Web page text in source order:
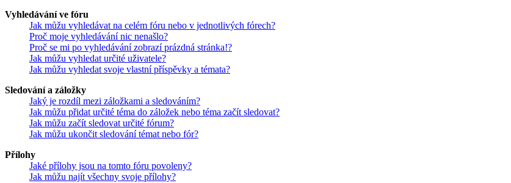
Vyhledávání ve fóru
Jak můžu vyhledávat na celém fóru nebo v jednotlivých fórech?
Proč moje vyhledávání nic nenašlo?
Proč se mi po vyhledávání zobrazí prázdná stránka!?
Jak můžu vyhledat určité uživatele?
Jak můžu vyhledat svoje vlastní příspěvky a témata?
Sledování a záložky
Jaký je rozdíl mezi záložkami a sledováním?
Jak můžu přidat určité téma do záložek nebo téma začít sledovat?
Jak můžu začít sledovat určité fórum?
Jak můžu ukončit sledování témat nebo fór?
Přílohy
Jaké přílohy jsou na tomto fóru povoleny?
Jak můžu najít všechny svoje přílohy?